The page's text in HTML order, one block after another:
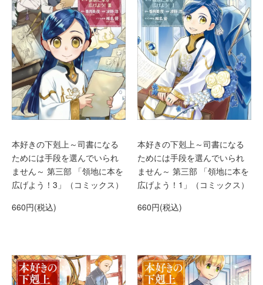
本好きの下剋上～司書になる
ためには手段を選んでいられ
ません～ 第三部 「領地に本を
広げよう！3」（コミックス）
660円(税込)
本好きの下剋上～司書になる
ためには手段を選んでいられ
ません～ 第三部 「領地に本を
広げよう！1」（コミックス）
660円(税込)